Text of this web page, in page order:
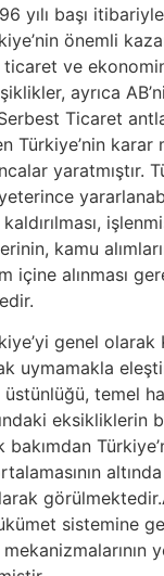
yılı başı
önemli
ve
ayrıca
Ticaret
Türkiye’nin karar
yaratmıştır.
kamu
içine alınması
genel olarak
uymamakla
temel
eksikliklerin
sistemine